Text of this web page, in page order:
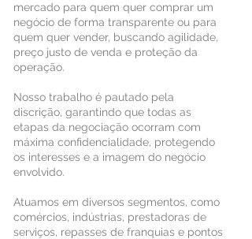
mercado para quem quer comprar um
negócio de forma transparente ou para
quem quer vender, buscando agilidade,
preço justo de venda e proteção da
operação.
Nosso trabalho é pautado pela
discrição, garantindo que todas as
etapas da negociação ocorram com
máxima confidencialidade, protegendo
os interesses e a imagem do negócio
envolvido.
Atuamos em diversos segmentos, como
comércios, indústrias, prestadoras de
serviços, repasses de franquias e pontos